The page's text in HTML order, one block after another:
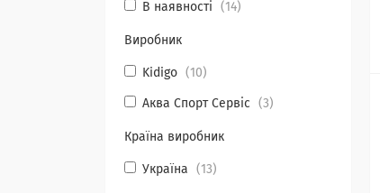
В наявності 14
Виробник
Kidigo 10
Аква Спорт Сервіс 3
Країна виробник
Україна 13